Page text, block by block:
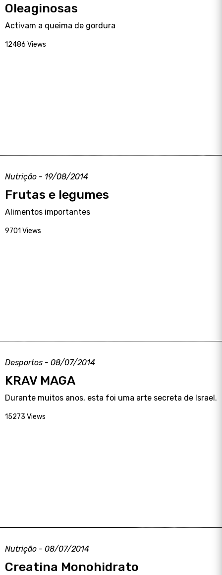
Oleaginosas
Activam a queima de gordura
12486 Views
Nutrição - 19/08/2014
Frutas e legumes
Alimentos importantes
9701 Views
Desportos - 08/07/2014
KRAV MAGA
Durante muitos anos, esta foi uma arte secreta de Israel.
15273 Views
Nutrição - 08/07/2014
Creatina Monohidrato